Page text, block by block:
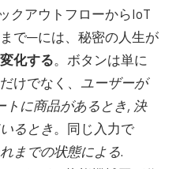
クアウトフローからIoT
で—には、秘密の人生が
化する。ボタンは単に
けでなく、 ユーザーが
トに商品があるとき, 決
るとき。同じ入力で
までの状態による.